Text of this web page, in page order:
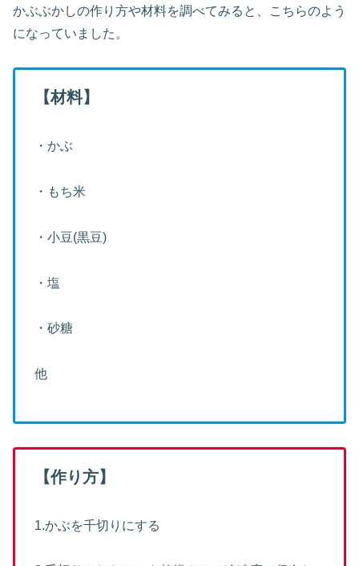
かぶぶかしの作り方や材料を調べてみると、こちらのよう
になっていました。
【材料】
・かぶ
・もち米
・小豆(黒豆)
・塩
・砂糖
他
【作り方】
1.かぶを千切りにする